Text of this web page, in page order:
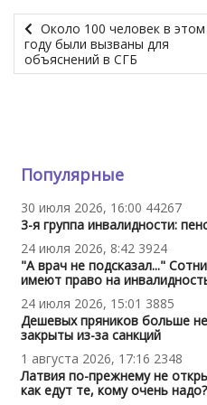
Около 100 человек в этом
году были вызваны для
объяснений в СГБ
Популярные
30 июля 2026, 16:00 44267
3-я группа инвалидности:
24 июля 2026, 8:42 3924
"А врач не подсказал..."
имеют право на
24 июля 2026, 15:01 3885
Дешевых пряников больше
закрыты из-за санкций
1 августа 2026, 17:16 2348
Латвия по-прежнему не
как едут те, кому очень надо?